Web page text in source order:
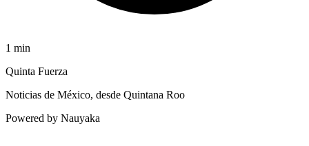
1 min
Quinta Fuerza
Noticias de México, desde Quintana Roo
Powered by Nauyaka